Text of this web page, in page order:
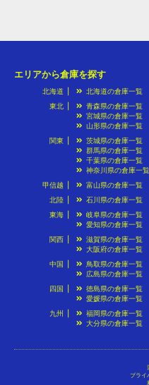
エリアから倉庫を探す
北海道
北海道の倉庫一覧
東北
青森県の倉庫一覧
宮城県の倉庫一覧
山形県の倉庫一覧
関東
茨城県の倉庫一覧
群馬県の倉庫一覧
千葉県の倉庫一覧
神奈川県の倉庫一覧
甲信越
富山県の倉庫一覧
北陸
石川県の倉庫一覧
東海
岐阜県の倉庫一覧
愛知県の倉庫一覧
関西
滋賀県の倉庫一覧
大阪府の倉庫一覧
中国
鳥取県の倉庫一覧
広島県の倉庫一覧
四国
徳島県の倉庫一覧
愛媛県の倉庫一覧
九州
福岡県の倉庫一覧
大分県の倉庫一覧
プライ